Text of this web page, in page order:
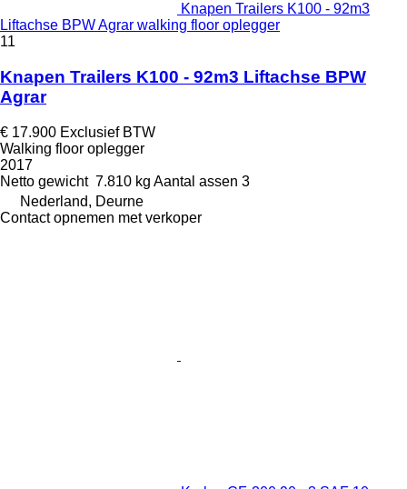
Knapen Trailers K100 - 92m3
Liftachse BPW Agrar walking floor oplegger
11
Knapen Trailers K100 - 92m3 Liftachse BPW
Agrar
€ 17.900 Exclusief BTW
Walking floor oplegger
2017
Netto gewicht 7.810 kg Aantal assen 3
Nederland, Deurne
Contact opnemen met verkoper